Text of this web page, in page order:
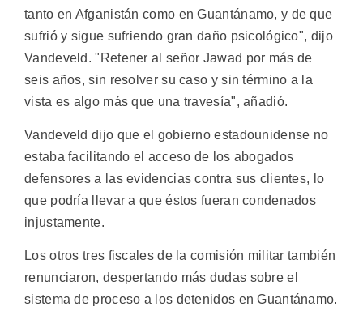
tanto en Afganistán como en Guantánamo, y de que
sufrió y sigue sufriendo gran daño psicológico", dijo
Vandeveld. "Retener al señor Jawad por más de
seis años, sin resolver su caso y sin término a la
vista es algo más que una travesía", añadió.
Vandeveld dijo que el gobierno estadounidense no
estaba facilitando el acceso de los abogados
defensores a las evidencias contra sus clientes, lo
que podría llevar a que éstos fueran condenados
injustamente.
Los otros tres fiscales de la comisión militar también
renunciaron, despertando más dudas sobre el
sistema de proceso a los detenidos en Guantánamo.